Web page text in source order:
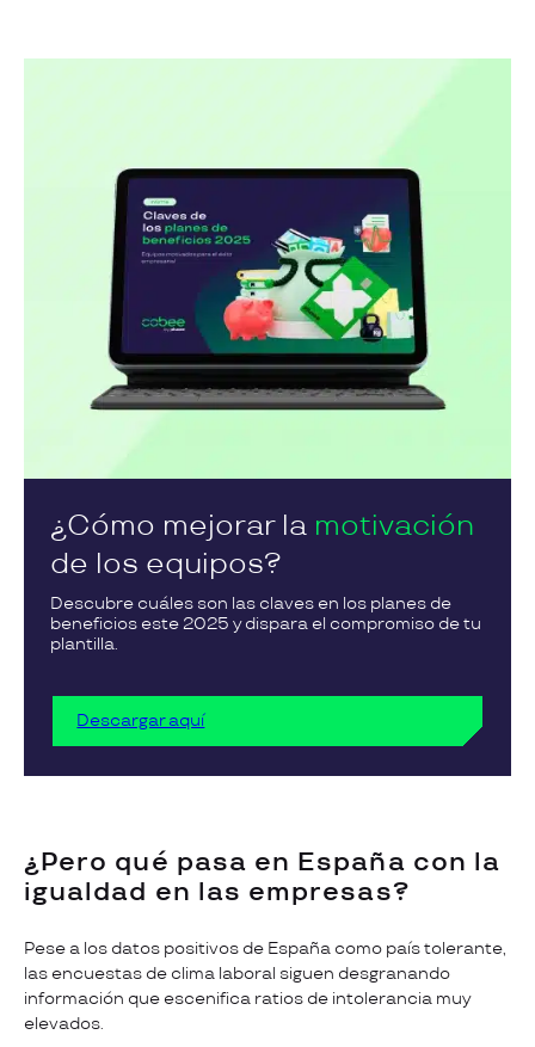
¿Cómo mejorar la motivación
de los equipos?
Descubre cuáles son las claves en los planes de
beneficios este 2025 y dispara el compromiso de tu
plantilla.
Descargar aquí
¿Pero qué pasa en España con la
igualdad en las empresas?
Pese a los datos positivos de España como país tolerante,
las encuestas de clima laboral siguen desgranando
información que escenifica ratios de intolerancia muy
elevados.